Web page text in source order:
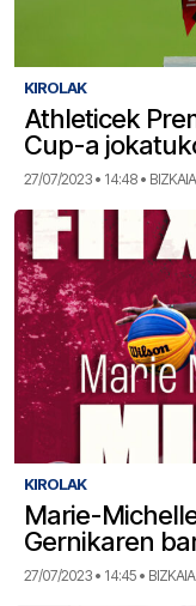
KIROLAK
Athleticek
Cup-a
27/07/2023 • 14:48 • BIZKAIA
KIROLAK
Marie-
Gernikaren
27/07/2023 • 14:45 • BIZKAIA